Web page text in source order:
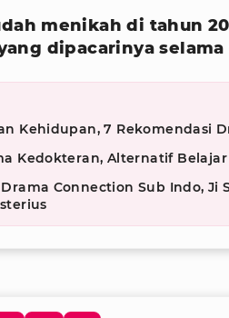
menikah di tahun
dipacarinya selama
Kehidupan, 7 Rekomendasi
Kedokteran, Alternatif
Connection Sub Indo, Ji